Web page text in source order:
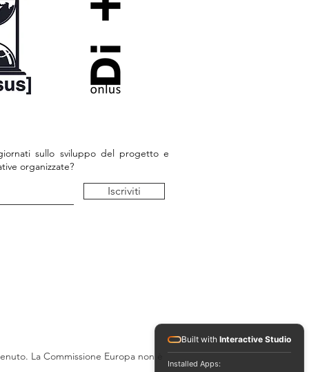
sullo sviluppo del progetto e
organizzate?
Iscriviti
La Commissione Europa non è
Built with Interactive Studio
Installed Apps: